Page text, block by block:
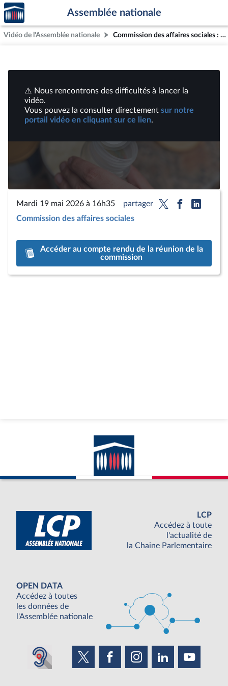
Aller au contenu
Aller en bas de la page
Accèder
à la
page
d'accueil
Assemblée nationale
Vidéo de l'Assemblée nationale Commission des affaires sociales : Exercice de l’ensemble des compétences du service public de la petite enfance ; Affaire des laits infantiles contaminés | Vidéos
Lire
la
vidéo
⚠️ Nous rencontrons des difficultés à lancer la
vidéo.
Vous pouvez la consulter directement sur notre
portail vidéo en cliquant sur ce lien.
Mardi 19 mai 2026 à 16h35
partager
Commission des affaires sociales
Accéder au compte rendu de la réunion de la
commission
LCP
Accédez à toute
l'actualité de
la Chaine Parlementaire
OPEN DATA
Accédez à toutes
les données de
l'Assemblée nationale